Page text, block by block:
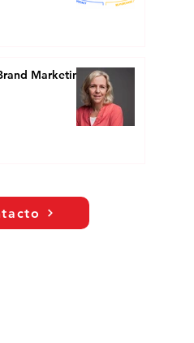
Marketing